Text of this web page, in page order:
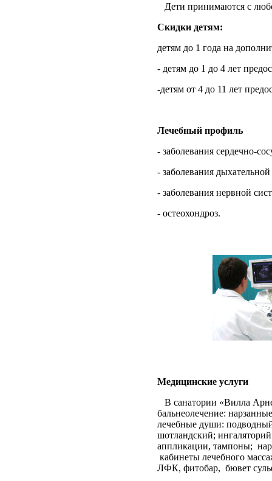
Дети принимаются с
Скидки детям:
детям до 1 года на
- детям до 1 до 4 лет
-детям от 4 до 11 лет
Лечебный профиль
- заболевания сердечно-
- заболевания
- заболевания нервной
- остеохондроз.
Медицинские услуги
В санатории «Вилла
бальнеолечение:
лечебные души:
шотландский;
аппликации, тампоны;
кабинеты лечебного
ЛФК, фитобар, бювет